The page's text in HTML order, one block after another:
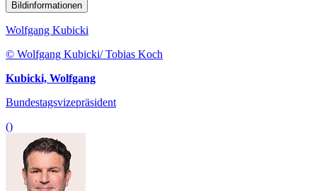
Bildinformationen
Wolfgang Kubicki
© Wolfgang Kubicki/ Tobias Koch
Kubicki, Wolfgang
Bundestagsvizepräsident
()